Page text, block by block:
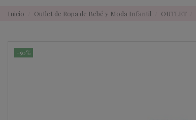
Inicio Outlet de Ropa de Bebé y Moda Infantil OUTLET
-50%